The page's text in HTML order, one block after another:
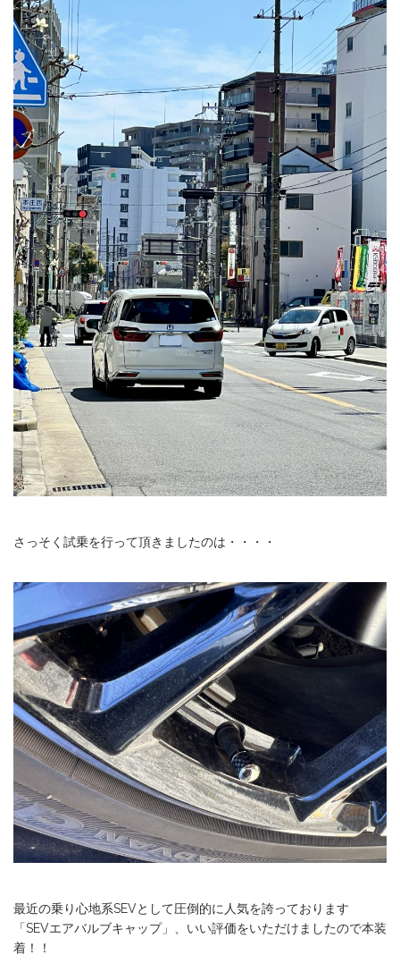
さっそく試乗を行って頂きましたのは・・・・
最近の乗り心地系SEVとして圧倒的に人気を誇っております
「SEVエアバルブキャップ」、いい評価をいただけましたので本装
着！！